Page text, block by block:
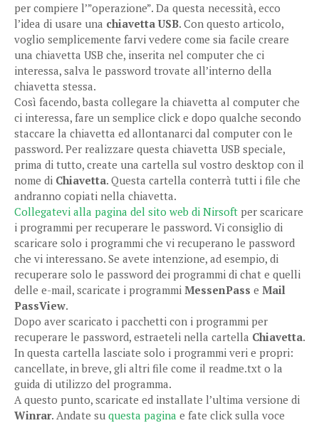
per compiere l’”operazione”. Da questa necessità, ecco
l’idea di usare una chiavetta USB. Con questo articolo,
voglio semplicemente farvi vedere come sia facile creare
una chiavetta USB che, inserita nel computer che ci
interessa, salva le password trovate all’interno della
chiavetta stessa.
Così facendo, basta collegare la chiavetta al computer che
ci interessa, fare un semplice click e dopo qualche secondo
staccare la chiavetta ed allontanarci dal computer con le
password. Per realizzare questa chiavetta USB speciale,
prima di tutto, create una cartella sul vostro desktop con il
nome di Chiavetta. Questa cartella conterrà tutti i file che
andranno copiati nella chiavetta.
Collegatevi alla pagina del sito web di Nirsoft per scaricare
i programmi per recuperare le password. Vi consiglio di
scaricare solo i programmi che vi recuperano le password
che vi interessano. Se avete intenzione, ad esempio, di
recuperare solo le password dei programmi di chat e quelli
delle e-mail, scaricate i programmi MessenPass e Mail
PassView.
Dopo aver scaricato i pacchetti con i programmi per
recuperare le password, estraeteli nella cartella Chiavetta.
In questa cartella lasciate solo i programmi veri e propri:
cancellate, in breve, gli altri file come il readme.txt o la
guida di utilizzo del programma.
A questo punto, scaricate ed installate l’ultima versione di
Winrar. Andate su questa pagina e fate click sulla voce